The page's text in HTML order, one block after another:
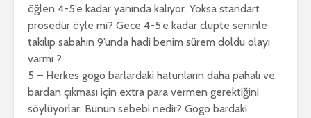
öğlen 4-5’e kadar yanında kalıyor. Yoksa standart
prosedür öyle mi? Gece 4-5’e kadar clupte seninle
takılıp sabahın 9’unda hadi benim sürem doldu olayı
varmı ?
5 – Herkes gogo barlardaki hatunların daha pahalı ve
bardan çıkması için extra para vermen gerektiğini
söylüyorlar. Bunun sebebi nedir? Gogo bardaki